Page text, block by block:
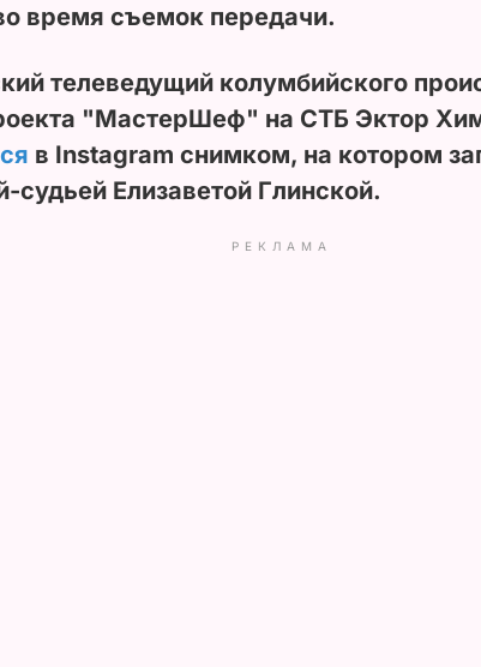
время съемок передачи.
телеведущий колумбийского
"МастерШеф" на СТБ Эктор
в Instagram снимком, на котором
судьей Елизаветой Глинской.
РЕКЛАМА